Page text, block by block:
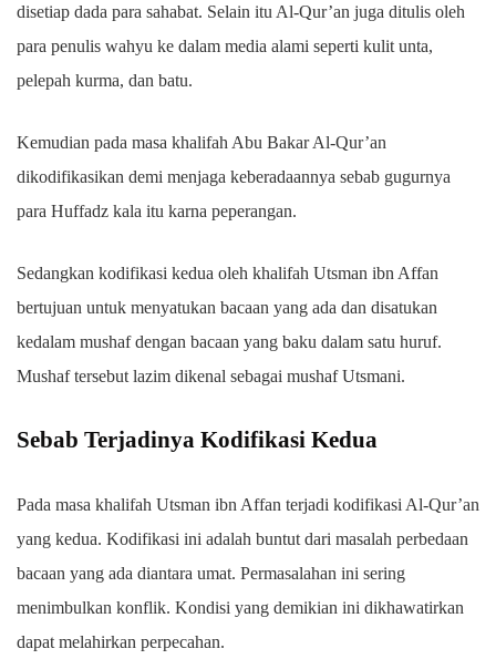
disetiap dada para sahabat. Selain itu Al-Qur’an juga ditulis oleh
para penulis wahyu ke dalam media alami seperti kulit unta,
pelepah kurma, dan batu.
Kemudian pada masa khalifah Abu Bakar Al-Qur’an
dikodifikasikan demi menjaga keberadaannya sebab gugurnya
para Huffadz kala itu karna peperangan.
Sedangkan kodifikasi kedua oleh khalifah Utsman ibn Affan
bertujuan untuk menyatukan bacaan yang ada dan disatukan
kedalam mushaf dengan bacaan yang baku dalam satu huruf.
Mushaf tersebut lazim dikenal sebagai mushaf Utsmani.
Sebab Terjadinya Kodifikasi Kedua
Pada masa khalifah Utsman ibn Affan terjadi kodifikasi Al-Qur’an
yang kedua. Kodifikasi ini adalah buntut dari masalah perbedaan
bacaan yang ada diantara umat. Permasalahan ini sering
menimbulkan konflik. Kondisi yang demikian ini dikhawatirkan
dapat melahirkan perpecahan.